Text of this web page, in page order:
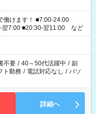
働けます！ ■7:00-24:00
翌7:00 ■20:30-翌11:00 など
不要 / 40～50代活躍中 / 副
ト勤務 / 電話対応なし / パソ
詳細へ